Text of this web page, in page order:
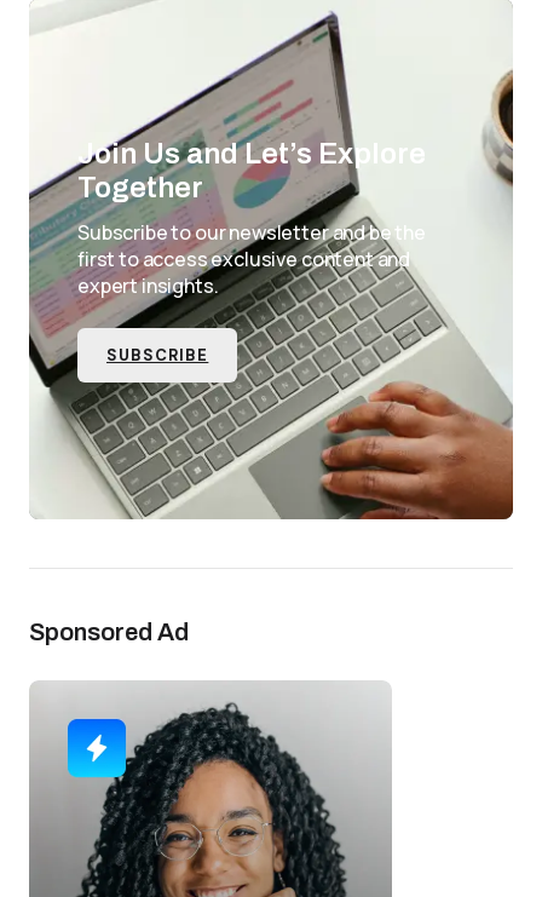
Join Us and Let’s Explore
Together
Subscribe to our newsletter and be the
first to access exclusive content and
expert insights.
SUBSCRIBE
Sponsored Ad